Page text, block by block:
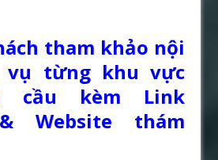
tham khảo nội
vụ từng khu vực
cầu kèm Link
Website thám